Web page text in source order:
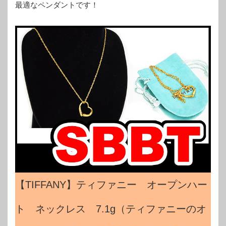
最適なペンダントです！
【TIFFANY】ティファニー オープンハー
ト ネックレス 7.1g（ティファニーのオ